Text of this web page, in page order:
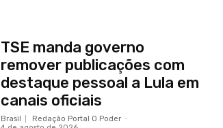
TSE manda governo
remover publicações com
destaque pessoal a Lula em
canais oficiais
Brasil Redação Portal O Poder -